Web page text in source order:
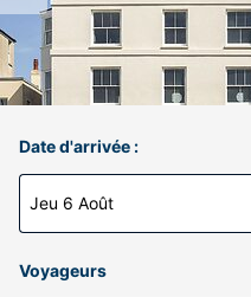
Date d'arrivée :
Jeu 6 Août
Voyageurs